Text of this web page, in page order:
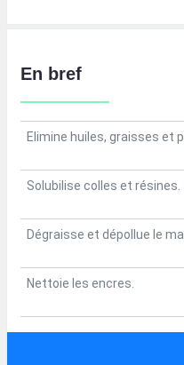
En bref
Elimine huiles, graisses et
Solubilise colles et résines.
Dégraisse et dépollue le
Nettoie les encres.